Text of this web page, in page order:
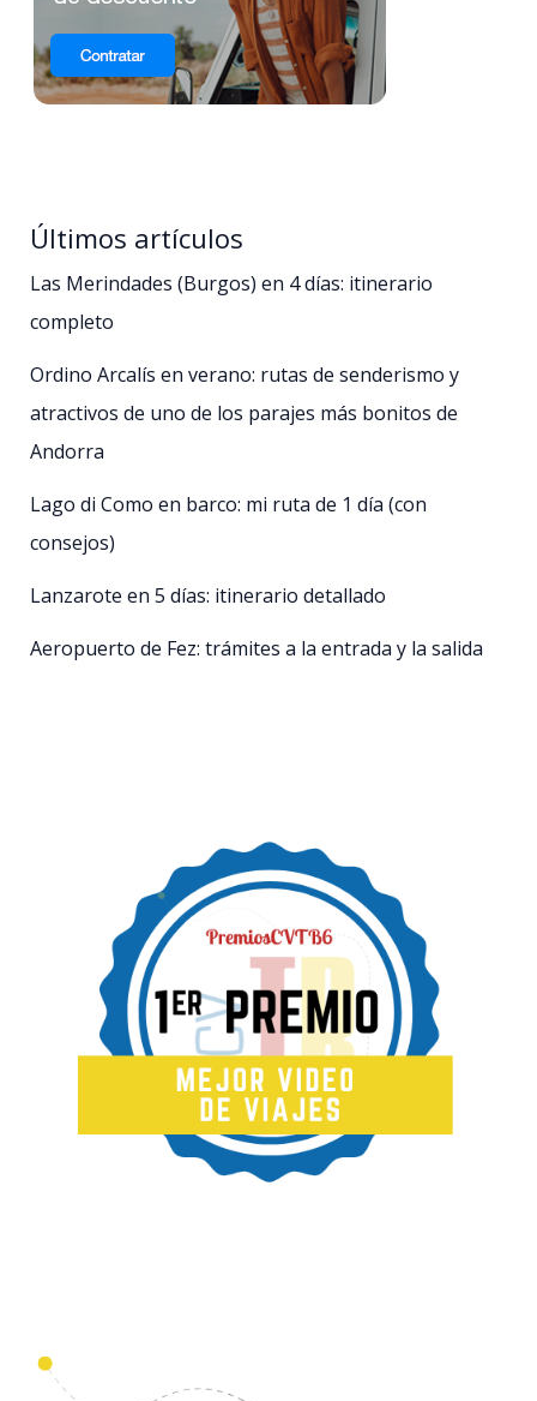
Últimos artículos
Las Merindades (Burgos) en 4 días: itinerario
completo
Ordino Arcalís en verano: rutas de senderismo y
atractivos de uno de los parajes más bonitos de
Andorra
Lago di Como en barco: mi ruta de 1 día (con
consejos)
Lanzarote en 5 días: itinerario detallado
Aeropuerto de Fez: trámites a la entrada y la salida